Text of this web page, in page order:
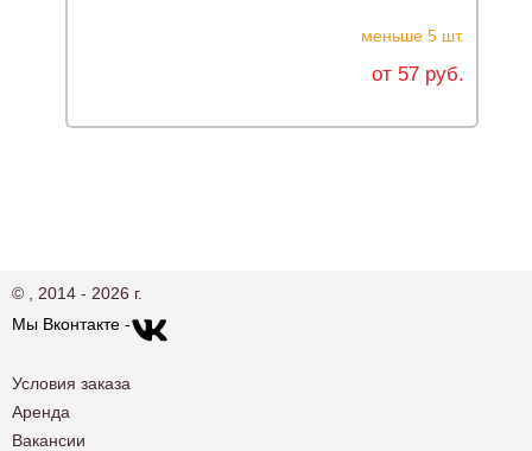
меньше 5 шт.
от 57 руб.
© , 2014 - 2026 г.
Мы Вконтакте -
Условия заказа
Аренда
Вакансии